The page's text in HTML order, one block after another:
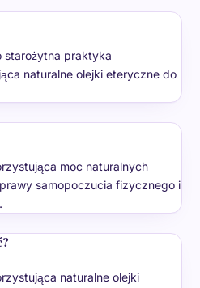
starożytna praktyka
naturalne olejki eteryczne do
moc naturalnych
samopoczucia fizycznego i
naturalne olejki